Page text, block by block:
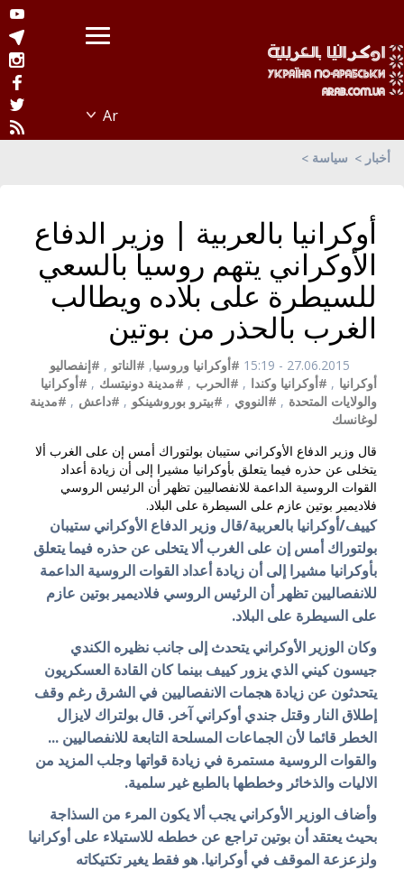
أخبار سياسة
أوكرانيا بالعربية | وزير الدفاع
الأوكراني يتهم روسيا بالسعي
للسيطرة على بلاده ويطالب
الغرب بالحذر من بوتين
27.06.2015 - 15:19 #أوكرانيا وروسيا, #الناتو , #إنفصاليو
أوكرانيا , #أوكرانيا وكندا , #الحرب , #مدينة دونيتسك , #أوكرانيا
والولايات المتحدة , #النووي , #بيترو بوروشينكو , #داعش , #مدينة
لوغانسك
قال وزير الدفاع الأوكراني ستيبان بولتوراك أمس إن على الغرب ألا
يتخلى عن حذره فيما يتعلق بأوكرانيا مشيرا إلى أن زيادة أعداد
القوات الروسية الداعمة للانفصاليين تظهر أن الرئيس الروسي
فلاديمير بوتين عازم على السيطرة على البلاد.
كييف/أوكرانيا بالعربية/قال وزير الدفاع الأوكراني ستيبان
بولتوراك أمس إن على الغرب ألا يتخلى عن حذره فيما يتعلق
بأوكرانيا مشيرا إلى أن زيادة أعداد القوات الروسية الداعمة
للانفصاليين تظهر أن الرئيس الروسي فلاديمير بوتين عازم
على السيطرة على البلاد.
وكان الوزير الأوكراني يتحدث إلى جانب نظيره الكندي
جيسون كيني الذي يزور كييف بينما كان القادة العسكريون
يتحدثون عن زيادة هجمات الانفصاليين في الشرق رغم وقف
إطلاق النار وقتل جندي أوكراني آخر. قال بولتراك لايزال
الخطر قائما لأن الجماعات المسلحة التابعة للانفصاليين ...
والقوات الروسية مستمرة في زيادة قواتها وجلب المزيد من
الاليات والذخائر وخططها بالطبع غير سلمية.
وأضاف الوزير الأوكراني يجب ألا يكون المرء من السذاجة
بحيث يعتقد أن بوتين تراجع عن خططه للاستيلاء على أوكرانيا
ولزعزعة الموقف في أوكرانيا. هو فقط يغير تكتيكاته